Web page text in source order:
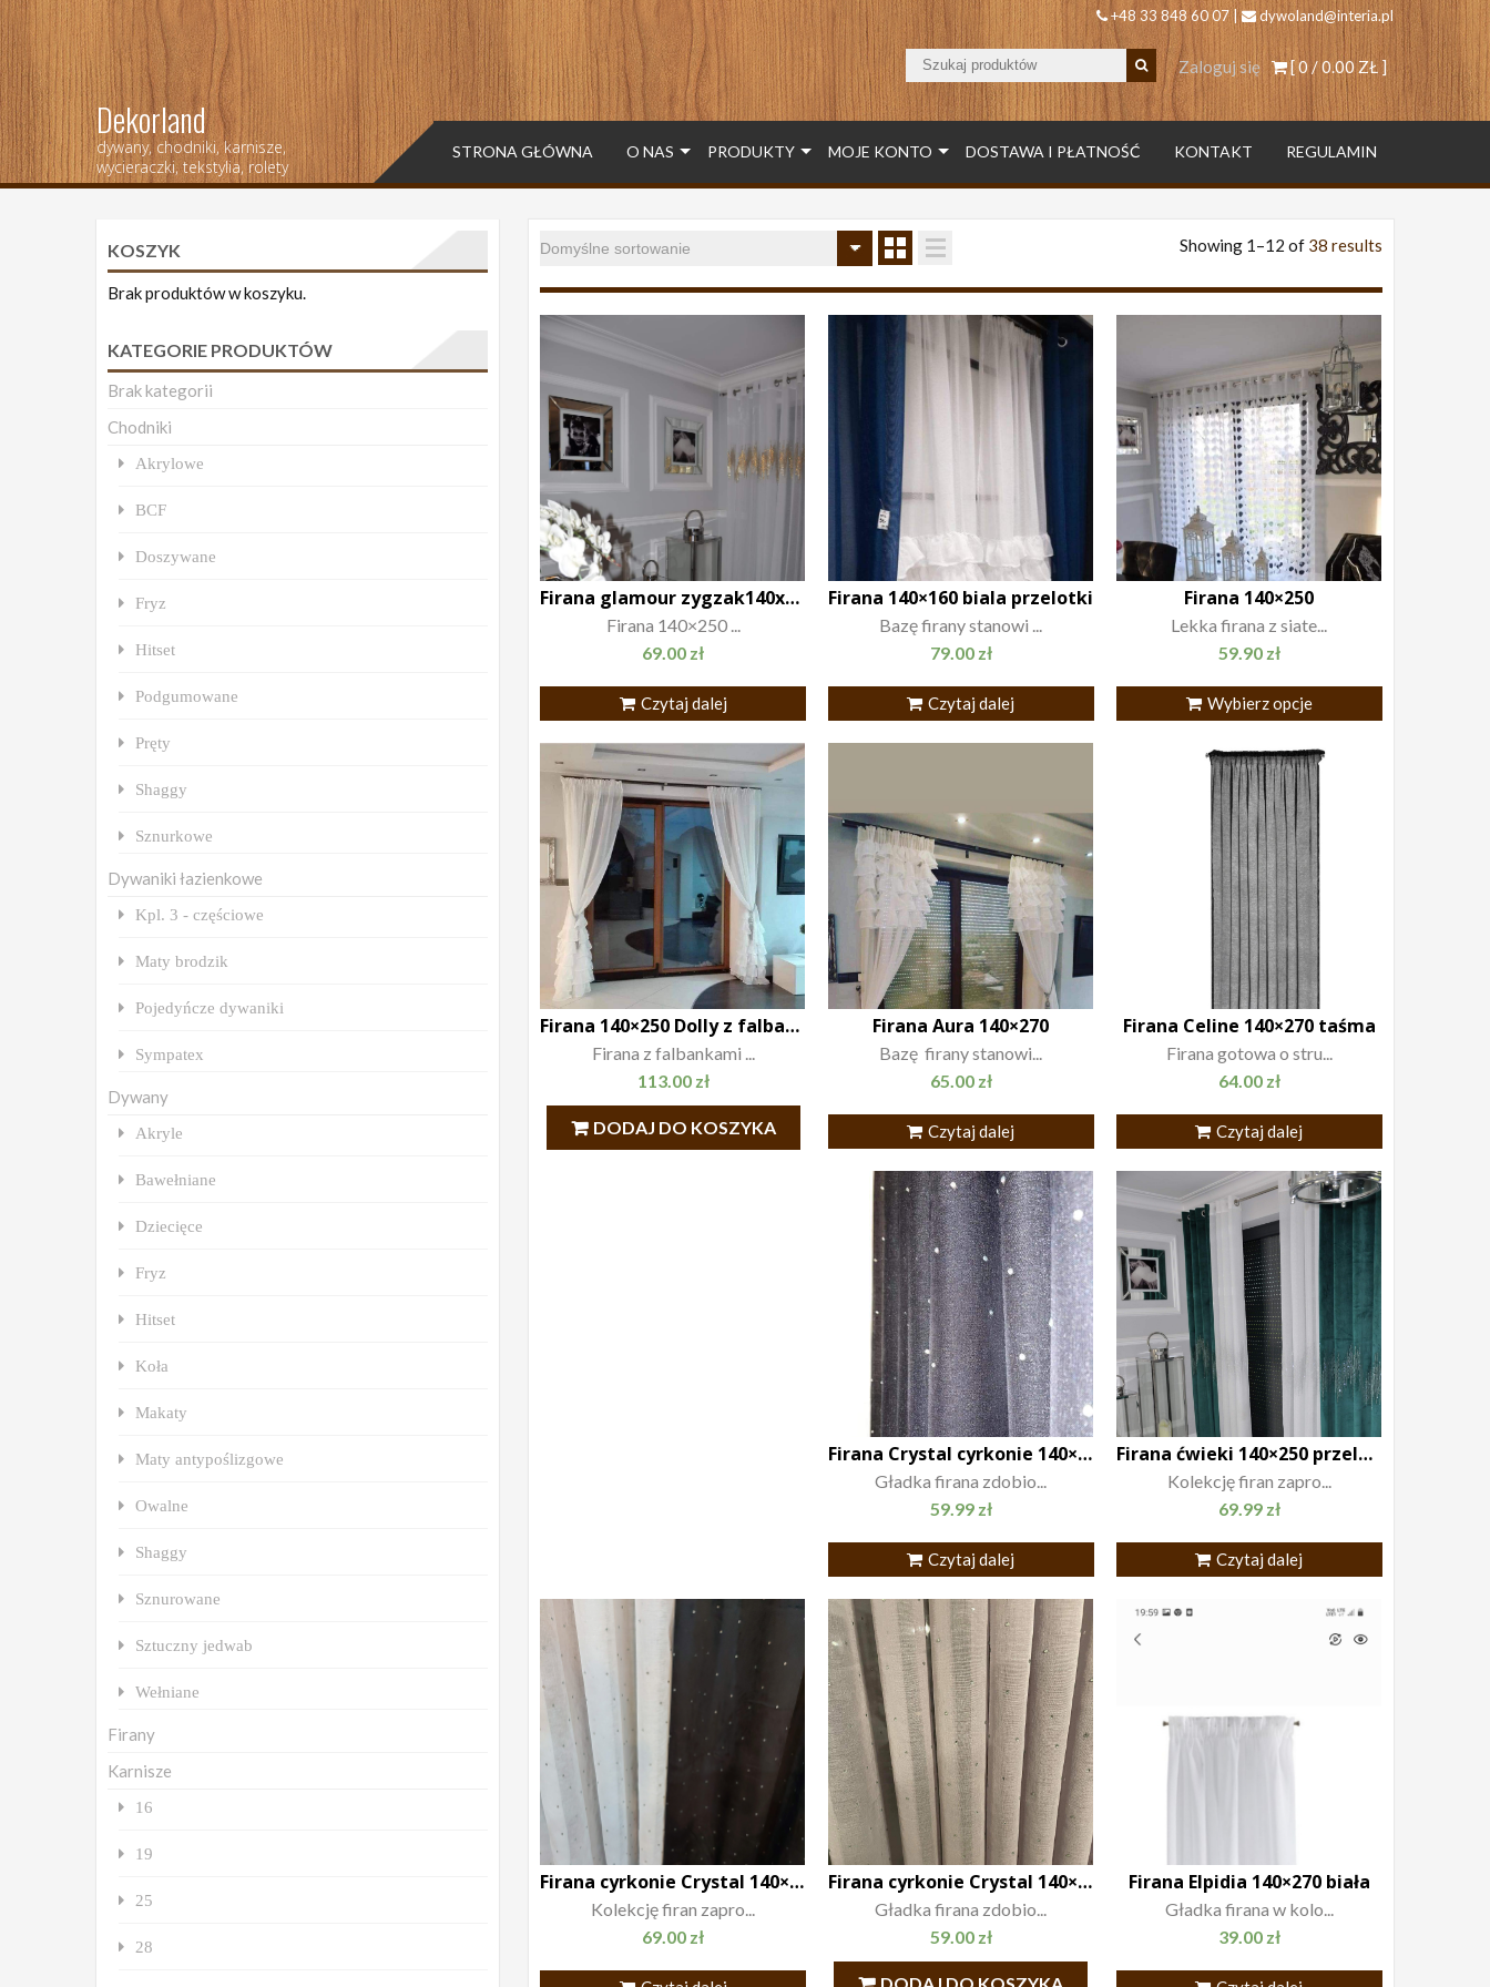
+48 33 848 60 07 | dywoland@interia.pl
[ 0 /0.00 ZŁ]
Zaloguj się
Dekorland
dywany, chodniki, karnisze,
wycieraczki, tekstylia, rolety
STRONA GŁÓWNA O NAS PRODUKTY MOJE KONTO DOSTAWA I PŁATNOŚĆ KONTAKT REGULAMIN
Showing 1–12 of 38 results
Firana glamour zygzak140x250 biała, złoto
Firana 140×250 ...
69.00 zł
Czytaj dalej
Firana 140×160 biala przelotki
Bazę firany stanowi ...
79.00 zł
Czytaj dalej
Firana 140×250
Lekka firana z siate...
59.90 zł
Wybierz opcje
Firana 140×250 Dolly z falbanami
Firana z falbankami ...
113.00 zł
DODAJ DO KOSZYKA
Firana Aura 140×270
Bazę firany stanowi...
65.00 zł
Czytaj dalej
Firana Celine 140×270 taśma
Firana gotowa o stru...
64.00 zł
Czytaj dalej
Firana Crystal cyrkonie 140×250
Gładka firana zdobio...
59.99 zł
Czytaj dalej
Firana ćwieki 140×250 przelotka biała
Kolekcję firan zapro...
69.99 zł
Czytaj dalej
Firana cyrkonie Crystal 140×250
Kolekcję firan zapro...
69.00 zł
Firana cyrkonie Crystal 140×250
Gładka firana zdobio...
59.00 zł
DODAJ DO KOSZYKA
Firana Elpidia 140×270 biała
Gładka firana w kolo...
39.00 zł
KOSZYK
Brak produktów w koszyku.
KATEGORIE PRODUKTÓW
Brak kategorii
Chodniki
Akrylowe
BCF
Doszywane
Fryz
Hitset
Podgumowane
Pręty
Shaggy
Sznurkowe
Dywaniki łazienkowe
Kpl. 3 - częściowe
Maty brodzik
Pojedyńcze dywaniki
Sympatex
Dywany
Akryle
Bawełniane
Dziecięce
Fryz
Hitset
Koła
Makaty
Maty antypoślizgowe
Owalne
Shaggy
Sznurowane
Sztuczny jedwab
Wełniane
Firany
Karnisze
16
19
25
28